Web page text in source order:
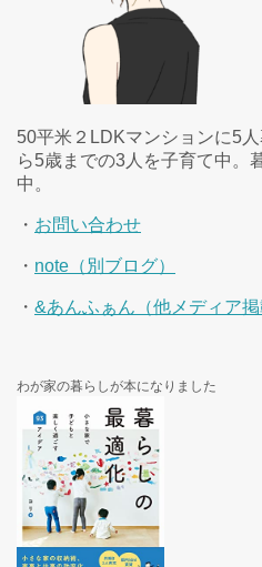
50平米２LDKマンションに5
ら5歳までの3人を子育て中。
中。
・ お問い合わせ
・ note（別ブログ）
・ &あんふぁん（他メディア掲
わが家の暮らしが本になりました